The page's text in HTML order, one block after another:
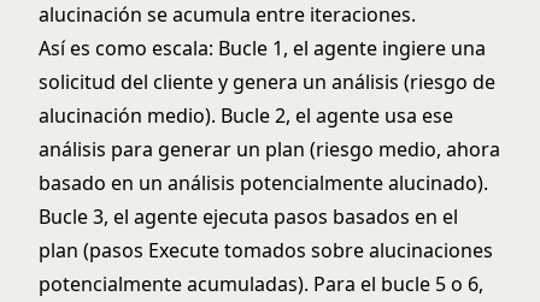
alucinación se acumula entre iteraciones.
Así es como escala: Bucle 1, el agente ingiere una
solicitud del cliente y genera un análisis (riesgo de
alucinación medio). Bucle 2, el agente usa ese
análisis para generar un plan (riesgo medio, ahora
basado en un análisis potencialmente alucinado).
Bucle 3, el agente ejecuta pasos basados en el
plan (pasos Execute tomados sobre alucinaciones
potencialmente acumuladas). Para el bucle 5 o 6,